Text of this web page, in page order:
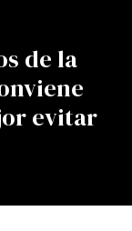
de la
evitar